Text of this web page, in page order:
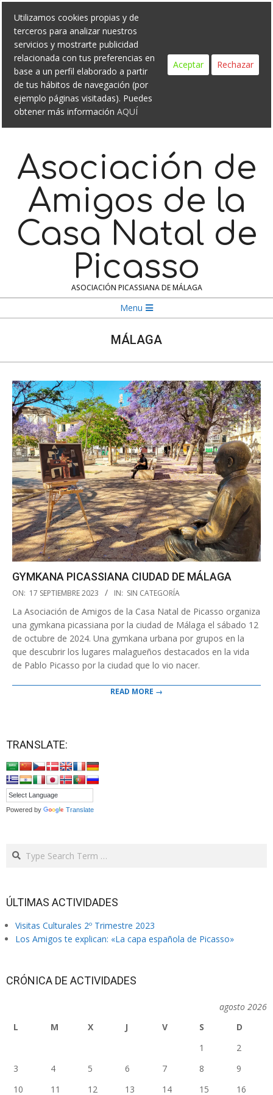
Skip
content
Search
Asociación de
Amigos de la
Casa Natal de
Picasso
ASOCIACIÓN PICASSIANA DE MÁLAGA
Menu
Menu
MÁLAGA
GYMKANA PICASSIANA CIUDAD DE MÁLAGA
2023-
17
ON: 17 SEPTIEMBRE 2023 IN: SIN CATEGORÍA
La Asociación de Amigos de la Casa Natal de Picasso organiza
una gymkana picassiana por la ciudad de Málaga el sábado 12
de octubre de 2024. Una gymkana urbana por grupos en la
que descubrir los lugares malagueños destacados en la vida
de Pablo Picasso por la ciudad que lo vio nacer.
READ MORE →
TRANSLATE:
Powered by Translate
Search
ÚLTIMAS ACTIVIDADES
Visitas Culturales 2º Trimestre 2023
Los Amigos te explican: «La capa española de Picasso»
CRÓNICA DE ACTIVIDADES
agosto 2026
L
M X J V S
D
1
2
3
4 5 6 7 8
9
10
11 12 13 14 15 16
Utilizamos cookies propias y de
terceros para analizar nuestros
servicios y mostrarte publicidad
relacionada con tus preferencias en
base a un perfil elaborado a partir
de tus hábitos de navegación (por
ejemplo páginas visitadas). Puedes
obtener más información AQUÍ
Aceptar Rechazar